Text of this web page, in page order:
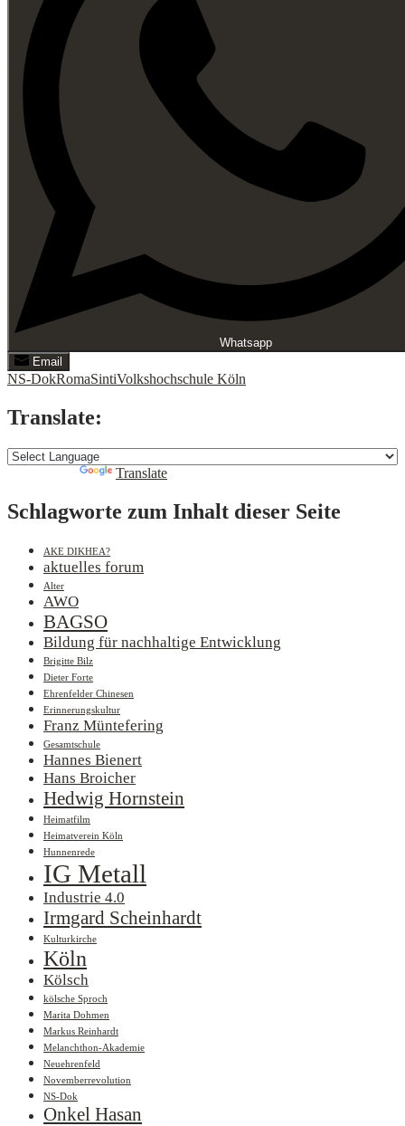
Whatsapp
Email
NS-DokRomaSintiVolkshochschule Köln
Translate:
Translate
Schlagworte zum Inhalt dieser Seite
AKE DIKHEA?
aktuelles forum
Alter
AWO
BAGSO
Bildung für nachhaltige Entwicklung
Brigitte Bilz
Dieter Forte
Ehrenfelder Chinesen
Erinnerungskultur
Franz Müntefering
Gesamtschule
Hannes Bienert
Hans Broicher
Hedwig Hornstein
Heimatfilm
Heimatverein Köln
Hunnenrede
IG Metall
Industrie 4.0
Irmgard Scheinhardt
Kulturkirche
Köln
Kölsch
kölsche Sproch
Marita Dohmen
Markus Reinhardt
Melanchthon-Akademie
Neuehrenfeld
Novemberrevolution
NS-Dok
Onkel Hasan